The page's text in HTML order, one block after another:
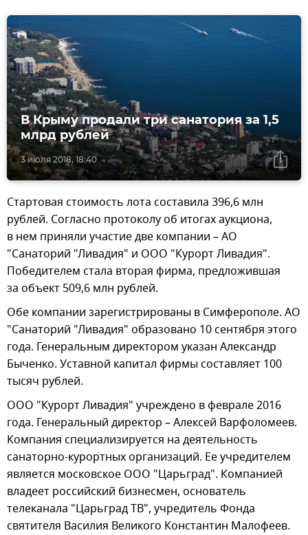
3 июля 2018, 18:40
В Крыму продали три санатория за 1,5
млрд рублей
Стартовая стоимость лота составила 396,6 млн
рублей. Согласно протоколу об итогах аукциона,
в нем приняли участие две компании – АО
"Санаторий "Ливадия" и ООО "Курорт Ливадия".
Победителем стала вторая фирма, предложившая
за объект 509,6 млн рублей.
Обе компании зарегистрированы в Симферополе. АО
"Санаторий "Ливадия" образовано 10 сентября этого
года. Генеральным директором указан Александр
Быченко. Уставной капитал фирмы составляет 100
тысяч рублей.
ООО "Курорт Ливадия" учреждено в феврале 2016
года. Генеральный директор – Алексей Варфоломеев.
Компания специализируется на деятельность
санаторно-курортных организаций. Ее учредителем
является московское ООО "Царьград". Компанией
владеет российский бизнесмен, основатель
телеканала "Царьград ТВ", учредитель Фонда
святителя Василия Великого Константин Малофеев.